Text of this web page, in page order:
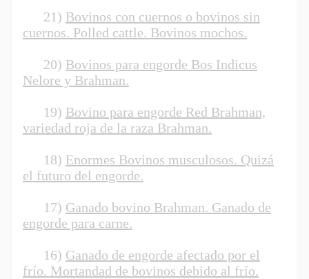
21) Bovinos con cuernos o bovinos sin
cuernos. Polled cattle. Bovinos mochos.
20) Bovinos para engorde Bos Indicus
Nelore y Brahman.
19) Bovino para engorde Red Brahman,
variedad roja de la raza Brahman.
18) Enormes Bovinos musculosos. Quizá
el futuro del engorde.
17) Ganado bovino Brahman. Ganado de
engorde para carne.
16) Ganado de engorde afectado por el
frío. Mortandad de bovinos debido al frío.